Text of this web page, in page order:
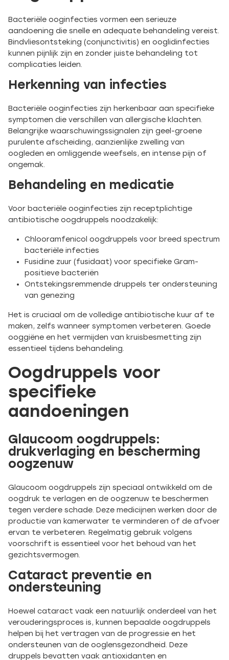
Bacteriële ooginfecties vormen een serieuze
aandoening die snelle en adequate behandeling vereist.
Bindvliesontsteking (conjunctivitis) en ooglidinfecties
kunnen pijnlijk zijn en zonder juiste behandeling tot
complicaties leiden.
Herkenning van infecties
Bacteriële ooginfecties zijn herkenbaar aan specifieke
symptomen die verschillen van allergische klachten.
Belangrijke waarschuwingssignalen zijn geel-groene
purulente afscheiding, aanzienlijke zwelling van
oogleden en omliggende weefsels, en intense pijn of
ongemak.
Behandeling en medicatie
Voor bacteriële ooginfecties zijn receptplichtige
antibiotische oogdruppels noodzakelijk:
Chlooramfenicol oogdruppels voor breed spectrum
bacteriële infecties
Fusidine zuur (fusidaat) voor specifieke Gram-
positieve bacteriën
Ontstekingsremmende druppels ter ondersteuning
van genezing
Het is cruciaal om de volledige antibiotische kuur af te
maken, zelfs wanneer symptomen verbeteren. Goede
ooggiëne en het vermijden van kruisbesmetting zijn
essentieel tijdens behandeling.
Oogdruppels voor
specifieke
aandoeningen
Glaucoom oogdruppels:
drukverlaging en bescherming
oogzenuw
Glaucoom oogdruppels zijn speciaal ontwikkeld om de
oogdruk te verlagen en de oogzenuw te beschermen
tegen verdere schade. Deze medicijnen werken door de
productie van kamerwater te verminderen of de afvoer
ervan te verbeteren. Regelmatig gebruik volgens
voorschrift is essentieel voor het behoud van het
gezichtsvermogen.
Cataract preventie en
ondersteuning
Hoewel cataract vaak een natuurlijk onderdeel van het
verouderingsproces is, kunnen bepaalde oogdruppels
helpen bij het vertragen van de progressie en het
ondersteunen van de ooglensgezondheid. Deze
druppels bevatten vaak antioxidanten en